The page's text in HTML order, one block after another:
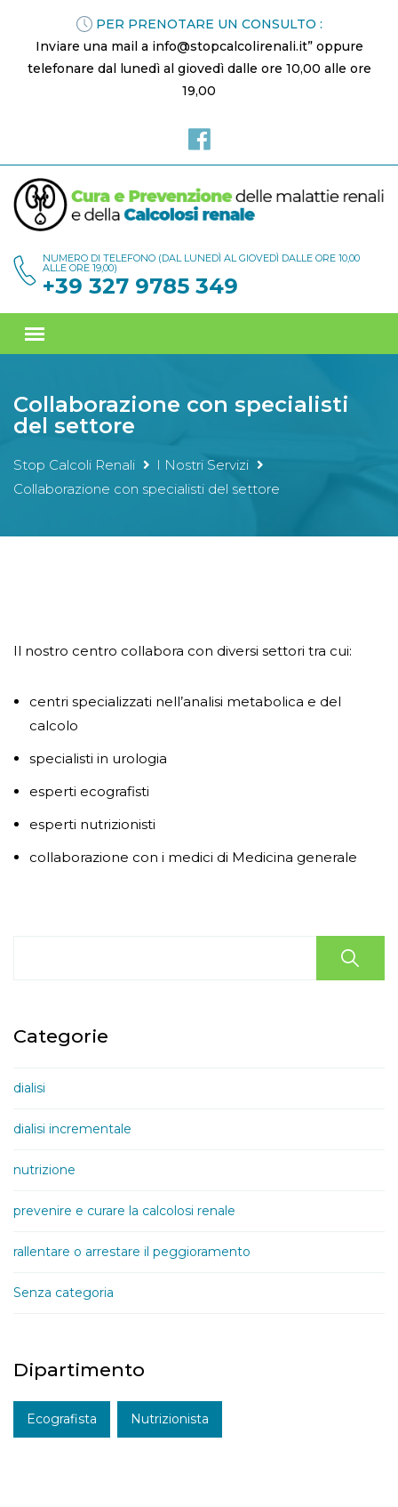
PER PRENOTARE UN CONSULTO :
Inviare una mail a info@stopcalcolirenali.it” oppure
telefonare dal lunedì al giovedì dalle ore 10,00 alle ore
19,00
NUMERO DI TELEFONO (DAL LUNEDÌ AL GIOVEDÌ DALLE ORE 10,00
ALLE ORE 19,00)
+39 327 9785 349
Collaborazione con specialisti
del settore
Stop Calcoli Renali
I Nostri Servizi
Collaborazione con specialisti del settore
Il nostro centro collabora con diversi settori tra cui:
centri specializzati nell’analisi metabolica e del
calcolo
specialisti in urologia
esperti ecografisti
esperti nutrizionisti
collaborazione con i medici di Medicina generale
Categorie
dialisi
dialisi incrementale
nutrizione
prevenire e curare la calcolosi renale
rallentare o arrestare il peggioramento
Senza categoria
Dipartimento
Ecografista Nutrizionista